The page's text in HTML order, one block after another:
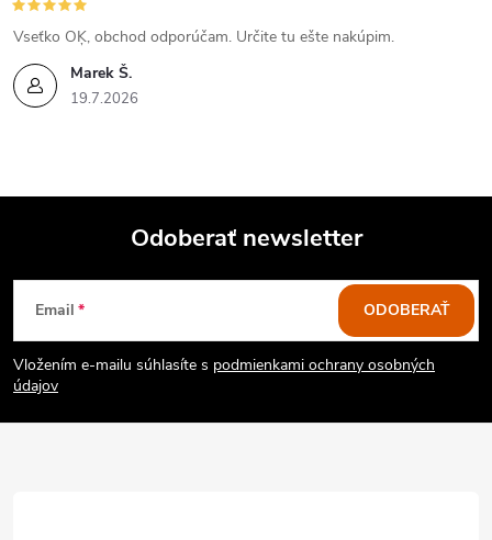
Marek Š.
19.7.2026
Vseťko OĶ, obchod odporúčam. Určite tu ešte nakúpim.
Z
á
p
Odoberať newsletter
Email
Vložením e-mailu súhlasíte s podmienkami ochrany osobných
údajov
ODOBERAŤ